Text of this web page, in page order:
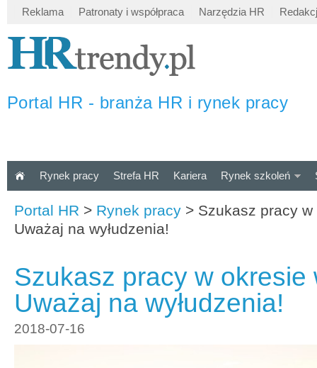
Reklama Patronaty i współpraca Narzędzia HR
Portal HR - branża HR i rynek pracy
Rynek pracy Strefa HR Kariera Rynek szkoleń
Portal HR > Rynek pracy > Szukasz pracy
Uważaj na wyłudzenia!
Szukasz pracy w okresie
Uważaj na wyłudzenia!
2018-07-16